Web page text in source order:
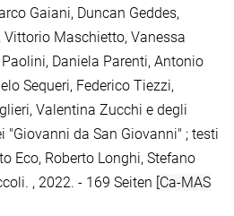
Gaiani, Duncan Geddes,
Maschietto, Vanessa
Daniela Parenti, Antonio
Sequeri, Federico Tiezzi,
Valentina Zucchi e degli
"Giovanni da San Giovanni" ; testi
Eco, Roberto Longhi, Stefano
, 2022. - 169 Seiten [Ca-MAS